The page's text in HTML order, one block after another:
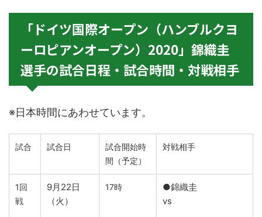
「ドイツ国際オープン（ハンブルクヨ
ーロピアンオープン）2020」錦織圭
選手の試合日程・試合時間・対戦相手
※日本時間にあわせています。
試合 試合日
試合開始時
間（予定）
対戦相手
1回
戦
9月22日
（火）
17時
●錦織圭
vs